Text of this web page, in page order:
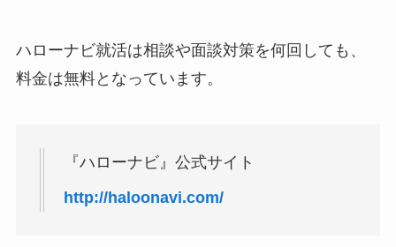
ハローナビ就活は相談や面談対策を何回しても、
料金は無料となっています。
『ハローナビ』公式サイト
http://haloonavi.com/